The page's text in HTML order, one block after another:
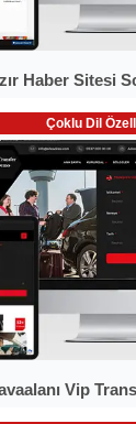
Haber Sitesi
Çoklu Dil
Vip